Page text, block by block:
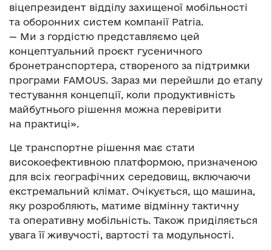
віцепрезидент відділу захищеної мобільності
та оборонних систем компанії Patria.
— Ми з гордістю представляємо цей
концептуальний проєкт гусеничного
бронетранспортера, створеного за підтримки
програми FAMOUS. Зараз ми перейшли до етапу
тестування концепції, коли продуктивність
майбутнього рішення можна перевірити
на практиці».
Це транспортне рішення має стати
високоефективною платформою, призначеною
для всіх географічних середовищ, включаючи
екстремальний клімат. Очікується, що машина,
яку розробляють, матиме відмінну тактичну
та оперативну мобільність. Також приділяється
увага її живучості, вартості та модульності.